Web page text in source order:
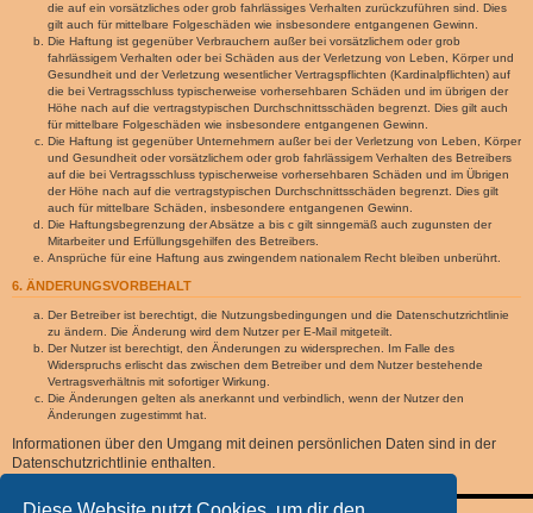
die auf ein vorsätzliches oder grob fahrlässiges Verhalten zurückzuführen sind. Dies
gilt auch für mittelbare Folgeschäden wie insbesondere entgangenen Gewinn.
Die Haftung ist gegenüber Verbrauchern außer bei vorsätzlichem oder grob
fahrlässigem Verhalten oder bei Schäden aus der Verletzung von Leben, Körper und
Gesundheit und der Verletzung wesentlicher Vertragspflichten (Kardinalpflichten) auf
die bei Vertragsschluss typischerweise vorhersehbaren Schäden und im übrigen der
Höhe nach auf die vertragstypischen Durchschnittsschäden begrenzt. Dies gilt auch
für mittelbare Folgeschäden wie insbesondere entgangenen Gewinn.
Die Haftung ist gegenüber Unternehmern außer bei der Verletzung von Leben, Körper
und Gesundheit oder vorsätzlichem oder grob fahrlässigem Verhalten des Betreibers
auf die bei Vertragsschluss typischerweise vorhersehbaren Schäden und im Übrigen
der Höhe nach auf die vertragstypischen Durchschnittsschäden begrenzt. Dies gilt
auch für mittelbare Schäden, insbesondere entgangenen Gewinn.
Die Haftungsbegrenzung der Absätze a bis c gilt sinngemäß auch zugunsten der
Mitarbeiter und Erfüllungsgehilfen des Betreibers.
Ansprüche für eine Haftung aus zwingendem nationalem Recht bleiben unberührt.
6. ÄNDERUNGSVORBEHALT
Der Betreiber ist berechtigt, die Nutzungsbedingungen und die Datenschutzrichtlinie
zu ändern. Die Änderung wird dem Nutzer per E-Mail mitgeteilt.
Der Nutzer ist berechtigt, den Änderungen zu widersprechen. Im Falle des
Widerspruchs erlischt das zwischen dem Betreiber und dem Nutzer bestehende
Vertragsverhältnis mit sofortiger Wirkung.
Die Änderungen gelten als anerkannt und verbindlich, wenn der Nutzer den
Änderungen zugestimmt hat.
Informationen über den Umgang mit deinen persönlichen Daten sind in der
Datenschutzrichtlinie enthalten.